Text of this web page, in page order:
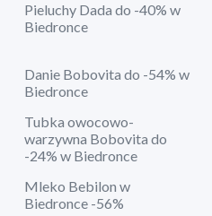
Pieluchy Dada do -40% w
Biedronce
Danie Bobovita do -54% w
Biedronce
Tubka owocowo-
warzywna Bobovita do
-24% w Biedronce
Mleko Bebilon w
Biedronce -56%